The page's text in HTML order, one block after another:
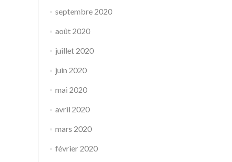
septembre 2020
août 2020
juillet 2020
juin 2020
mai 2020
avril 2020
mars 2020
février 2020